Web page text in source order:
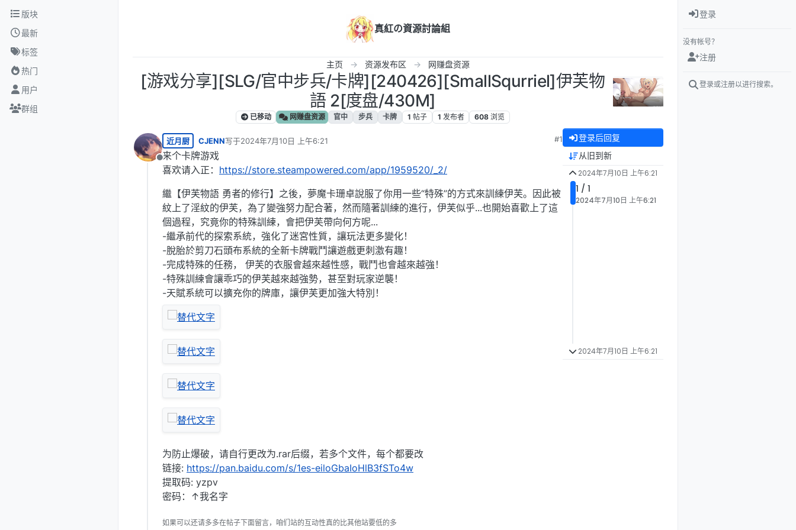
跳转至内容
版块
最新
标签
热门
用户
群组
真紅の資源討論組
主页 资源发布区 网赚盘资源
[游戏分享][SLG/官中步兵/卡牌][240426][SmallSqurriel]伊芙物
語 2[度盘/430M]
已移动 网赚盘资源 官中 步兵 卡牌 1 帖子 1 发布者 608 浏览
离线
近月厨 CJENN写于2024年7月10日 上午6:21
最后由 编辑
#1
来个卡牌游戏
喜欢请入正： https://store.steampowered.com/app/1959520/_2/
繼【伊芙物語 勇者的修行】之後，夢魔卡珊卓說服了你用一些“特殊”的方式來訓練伊芙。因此被
紋上了淫紋的伊芙，為了變強努力配合著，然而隨著訓練的進行，伊芙似乎...也開始喜歡上了這
個過程，究竟你的特殊訓練，會把伊芙帶向何方呢...
-繼承前代的探索系統，強化了迷宮性質，讓玩法更多變化！
-脫胎於剪刀石頭布系統的全新卡牌戰鬥讓遊戲更刺激有趣！
-完成特殊的任務， 伊芙的衣服會越來越性感，戰鬥也會越來越強！
-特殊訓練會讓乖巧的伊芙越來越強勢，甚至對玩家逆襲！
-天賦系統可以擴充你的牌庫，讓伊芙更加強大特別！
为防止爆破，请自行更改为.rar后缀，若多个文件，每个都要改
链接: https://pan.baidu.com/s/1es-eiloGbaIoHlB3fSTo4w
提取码: yzpv
密码：↑我名字
如果可以还请多多在帖子下面留言，咱们站的互动性真的比其他站要低的多
登录后回复
从旧到新
2024年7月10日 上午6:21
1 / 1
2024年7月10日 上午6:21
2024年7月10日 上午6:21
登录
没有帐号？
注册
登录或注册以进行搜索。